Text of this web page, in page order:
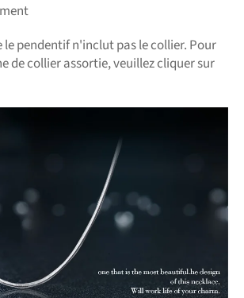
le pendentif n'inclut pas le collier. Pour
de collier assortie, veuillez cliquer sur